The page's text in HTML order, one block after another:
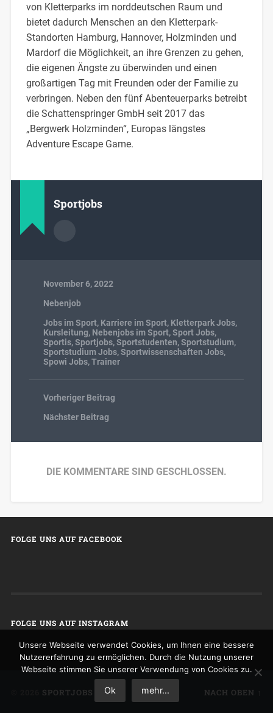
von Kletterparks im norddeutschen Raum und
bietet dadurch Menschen an den Kletterpark-
Standorten Hamburg, Hannover, Holzminden und
Mardorf die Möglichkeit, an ihre Grenzen zu gehen,
die eigenen Ängste zu überwinden und einen
großartigen Tag mit Freunden oder der Familie zu
verbringen. Neben den fünf Abenteuerparks betreibt
die Schattenspringer GmbH seit 2017 das
„Bergwerk Holzminden“, Europas längstes
Adventure Escape Game.
Sportjobs
November 6, 2022
Nebenjob
Jobs im Sport, Karriere im Sport, Kletterpark Jobs,
Kursleitung, Nebenjobs im Sport,Sport Jobs,
Sportis,Sportjobs,Sportstudenten,Sportstudium,
Sportstudium Jobs,Sportwissenschaften Jobs,
Spowi Jobs,Trainer
Vorheriger Beitrag
Nächster Beitrag
DIE KOMMENTARE SIND GESCHLOSSEN.
FOLGE UNS AUF FACEBOOK
FOLGE UNS AUF INSTAGRAM
SPORTJOBS NACH OBEN ↑
Unsere Webseite verwendet Cookies, um Ihnen eine bessere
Nutzererfahrung zu ermöglichen. Durch die Nutzung unserer
Webseite stimmen Sie unserer Verwendung von Cookies zu.
Ok mehr...